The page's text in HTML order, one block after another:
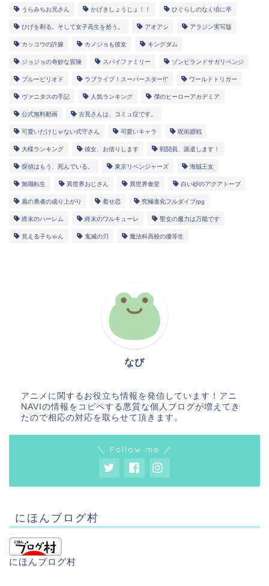
うらみちお兄さん かげきしょうじょ！！ ひぐらしのなく頃に卒
ひげを剃る。そして女子高生を拾う。 アオアシ アラジン実写版
カッコウの許嫁 カノジョも彼女 キングダム
ジョジョの奇妙な冒険 スパイファミリー ゾンビランドサガリベンジ
ブルーピリオド ラブライブ！スーパースター!!” ワールドトリガー
ヴァニタスの手記 人気ランキング 僕のヒーローアカデミア
公式無料動画 古見さんは、コミュ症です。
可愛いだけじゃない式守さん 可愛いキャラ 呪術廻戦
大様ランキング 彼女、お借りします 戦闘員、派遣します！
探偵はもう、死んでいる。 東京リベンジャーズ 海賊王女
無職転生 異世界おじさん 異世界食堂 白い砂のアクアトープ
盾の勇者の成り上がり 着せ恋 究極進化フルダイブrpg
終末のハーレム 終末のワルキューレ 聖女の魔力は万能です
見える子ちゃん 鬼滅の刃 魔法科高校の優等生
なび
アニメに関するお役立ち情報を発信しています！アニ
NAVIの情報をコピペする悪質な個人ブログが増えてき
たので相応の対応を取らせて頂きます。
＼ Follow me ／
にほんブログ村
にほんブログ村